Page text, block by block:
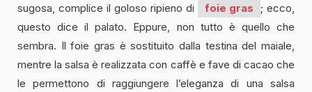
sugosa, complice il goloso ripieno di
foie gras
; ecco,
questo dice il palato. Eppure, non tutto è quello che
sembra. Il foie gras è sostituito dalla testina del maiale,
mentre la salsa è realizzata con caffè e fave di cacao che
le permettono di raggiungere l’eleganza di una salsa